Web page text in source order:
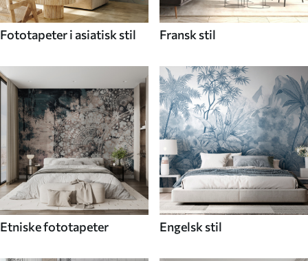
Fototapeter i asiatisk stil Fransk stil
Etniske fototapeter Engelsk stil